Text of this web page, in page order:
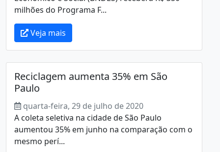
milhões do Programa F...
Veja mais
Reciclagem aumenta 35% em São
Paulo
quarta-feira, 29 de julho de 2020
A coleta seletiva na cidade de São Paulo
aumentou 35% em junho na comparação com o
mesmo perí...